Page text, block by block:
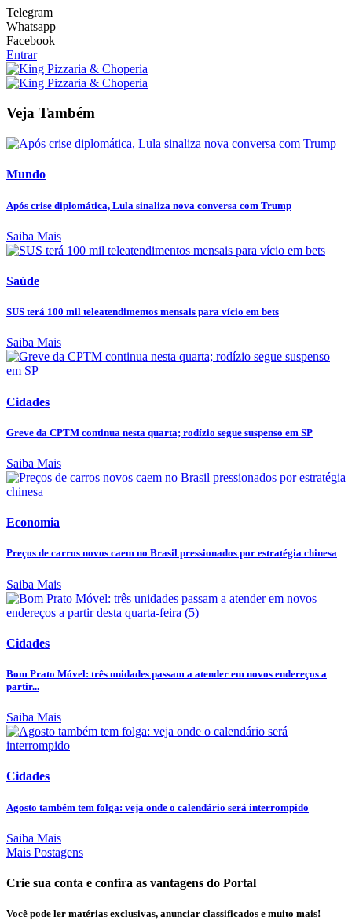
Telegram
Whatsapp
Facebook
Entrar
Veja Também
Mundo
Após crise diplomática, Lula sinaliza nova conversa com Trump
Saiba Mais
Saúde
SUS terá 100 mil teleatendimentos mensais para vício em bets
Saiba Mais
Cidades
Greve da CPTM continua nesta quarta; rodízio segue suspenso em SP
Saiba Mais
Economia
Preços de carros novos caem no Brasil pressionados por estratégia chinesa
Saiba Mais
Cidades
Bom Prato Móvel: três unidades passam a atender em novos endereços a
partir...
Saiba Mais
Cidades
Agosto também tem folga: veja onde o calendário será interrompido
Saiba Mais
Mais Postagens
Crie sua conta e confira as vantagens do Portal
Você pode ler matérias exclusivas, anunciar classificados e muito mais!